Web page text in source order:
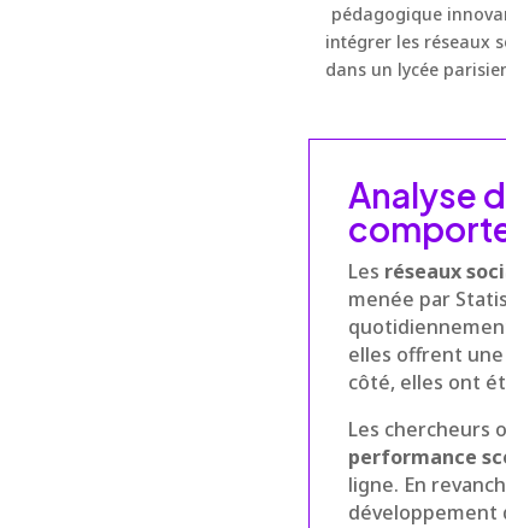
pédagogique
intégrer les réseaux
dans un lycée
Analyse
Les réseaux
menée par
elles offrent
côté, elles ont
Les chercheurs
performance
ligne. En
développement